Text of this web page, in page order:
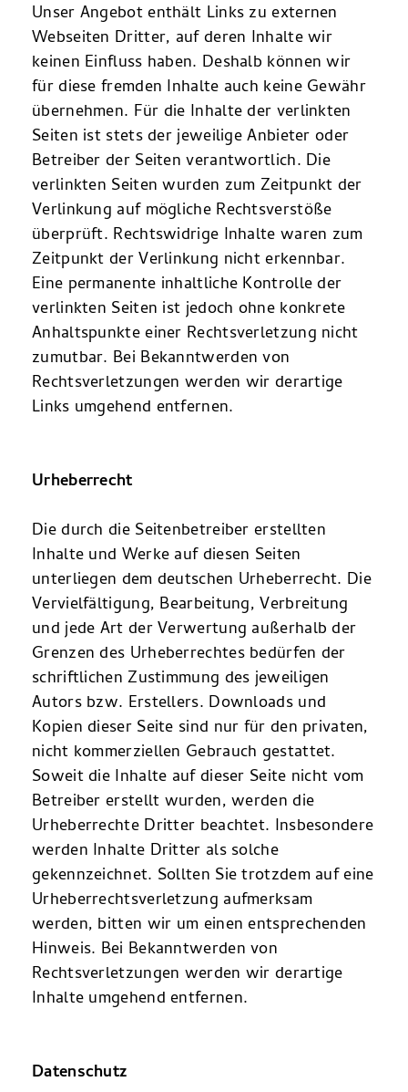
Unser Angebot enthält Links zu externen
Webseiten Dritter, auf deren Inhalte wir
keinen Einfluss haben. Deshalb können wir
für diese fremden Inhalte auch keine Gewähr
übernehmen. Für die Inhalte der verlinkten
Seiten ist stets der jeweilige Anbieter oder
Betreiber der Seiten verantwortlich. Die
verlinkten Seiten wurden zum Zeitpunkt der
Verlinkung auf mögliche Rechtsverstöße
überprüft. Rechtswidrige Inhalte waren zum
Zeitpunkt der Verlinkung nicht erkennbar.
Eine permanente inhaltliche Kontrolle der
verlinkten Seiten ist jedoch ohne konkrete
Anhaltspunkte einer Rechtsverletzung nicht
zumutbar. Bei Bekanntwerden von
Rechtsverletzungen werden wir derartige
Links umgehend entfernen.
Urheberrecht
Die durch die Seitenbetreiber erstellten
Inhalte und Werke auf diesen Seiten
unterliegen dem deutschen Urheberrecht. Die
Vervielfältigung, Bearbeitung, Verbreitung
und jede Art der Verwertung außerhalb der
Grenzen des Urheberrechtes bedürfen der
schriftlichen Zustimmung des jeweiligen
Autors bzw. Erstellers. Downloads und
Kopien dieser Seite sind nur für den privaten,
nicht kommerziellen Gebrauch gestattet.
Soweit die Inhalte auf dieser Seite nicht vom
Betreiber erstellt wurden, werden die
Urheberrechte Dritter beachtet. Insbesondere
werden Inhalte Dritter als solche
gekennzeichnet. Sollten Sie trotzdem auf eine
Urheberrechtsverletzung aufmerksam
werden, bitten wir um einen entsprechenden
Hinweis. Bei Bekanntwerden von
Rechtsverletzungen werden wir derartige
Inhalte umgehend entfernen.
Datenschutz